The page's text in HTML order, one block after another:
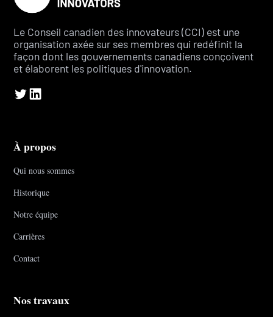
Le Conseil canadien des innovateurs (CCI) est une
organisation axée sur ses membres qui redéfinit la
façon dont les gouvernements canadiens conçoivent
et élaborent les politiques d'innovation.
À propos
Qui nous sommes
Historique
Notre équipe
Carrières
Contact
Nos travaux